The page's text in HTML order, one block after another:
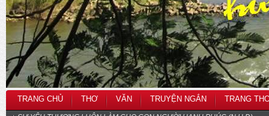
TRANG CHỦ THƠ VĂN TRUYỆN NGẮN TRANG